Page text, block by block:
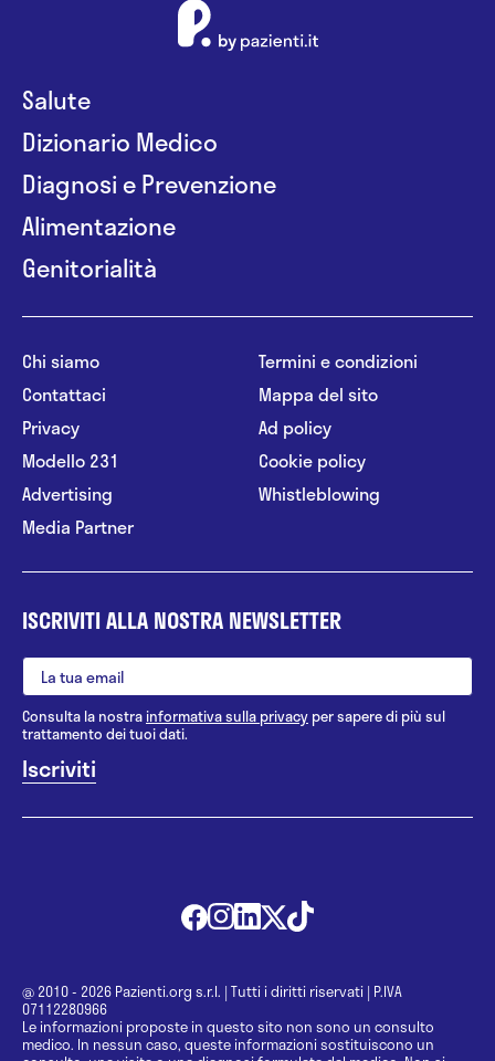
Salute
Dizionario Medico
Diagnosi e Prevenzione
Alimentazione
Genitorialità
Chi siamo
Contattaci
Privacy
Modello 231
Advertising
Media Partner
Termini e condizioni
Mappa del sito
Ad policy
Cookie policy
Whistleblowing
ISCRIVITI ALLA NOSTRA NEWSLETTER
Consulta la nostrainformativa sulla privacy per sapere di più sul
trattamento dei tuoi dati.
@ 2010 - 2026 Pazienti.org s.r.l. | Tutti i diritti riservati | P.IVA
07112280966
Le informazioni proposte in questo sito non sono un consulto
medico. In nessun caso, queste informazioni sostituiscono un